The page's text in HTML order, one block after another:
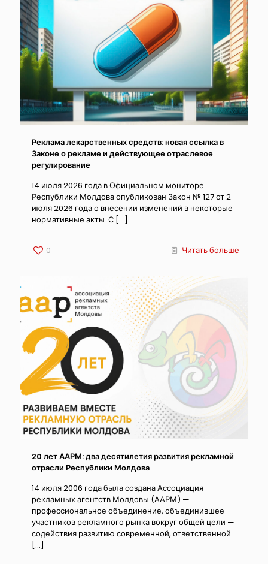
Реклама лекарственных средств: новая ссылка в
Законе о рекламе и действующее отраслевое
регулирование
14 июля 2026 года в Официальном мониторе
Республики Молдова опубликован Закон № 127 от 2
июля 2026 года о внесении изменений в некоторые
нормативные акты. С […]
0 Читать больше
20 лет ААРМ: два десятилетия развития рекламной
отрасли Республики Молдова
14 июля 2006 года была создана Ассоциация
рекламных агентств Молдовы (ААРМ) —
профессиональное объединение, объединившее
участников рекламного рынка вокруг общей цели —
содействия развитию современной, ответственной
[…]